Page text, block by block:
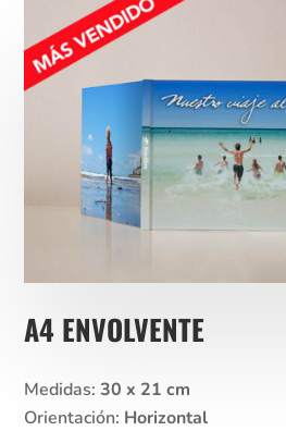
A4 ENVOLVENTE
Medidas:30 x 21 cm
Orientación: Horizontal